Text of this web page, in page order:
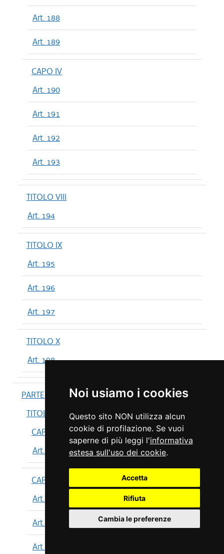
Noi usiamo i cookies
Questo sito NON utilizza alcun
cookie di profilazione. Se vuoi
saperne di più leggi l'informativa
estesa sull'uso dei cookie.
Accetta
Rifiuta
Cambia le preferenze
Art. 188
Art. 189
CAPO IV
Art. 190
Art. 191
Art. 192
Art. 193
TITOLO VIII
Art. 194
TITOLO IX
Art. 195
Art. 196
Art. 197
TITOLO X
Art. 198
PARTE IV
TITOLO I
CAPO I
Art. 199
CAPO II
Art. 200
Art. 201
Art. 202